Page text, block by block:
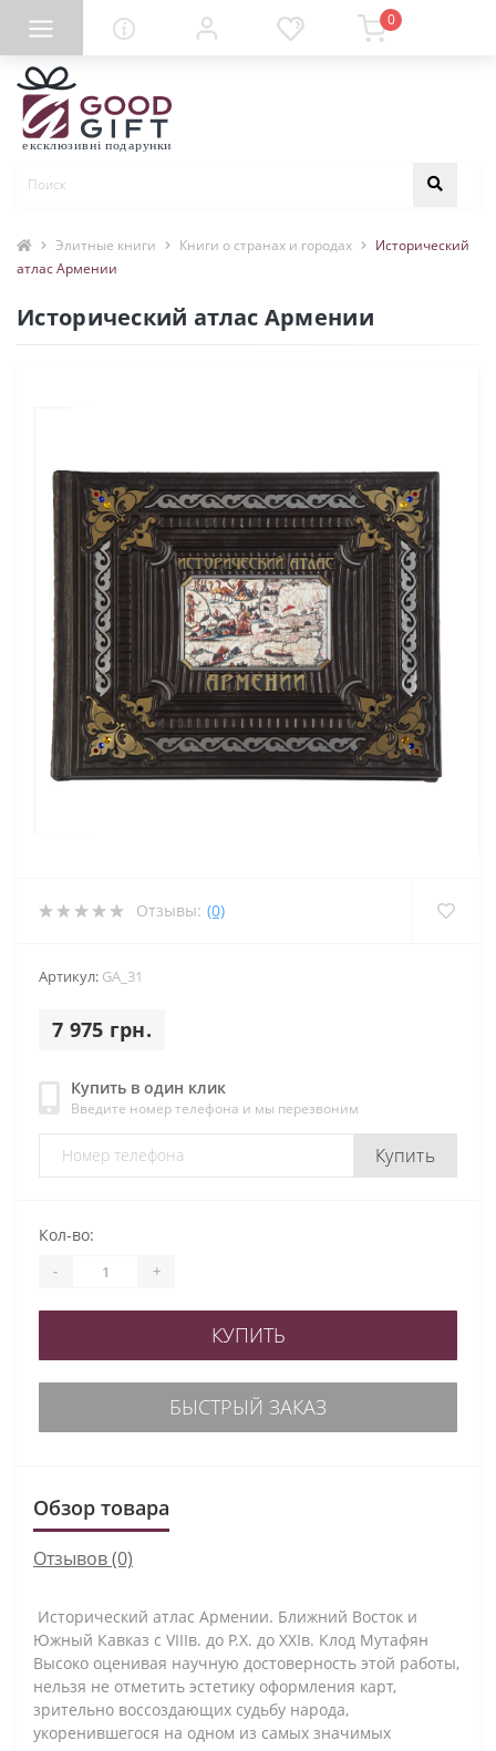
0
Элитные книги Книги о странах и городах
Исторический
атлас Армении
Исторический атлас Армении
Отзывы: (0)
Артикул: GA_31
7 975 грн.
Купить в один клик
Введите номер телефона и мы перезвоним
Купить
Кол-во:
- +
КУПИТЬ
БЫСТРЫЙ ЗАКАЗ
Обзор товара
Отзывов (0)
Исторический атлас Армении. Ближний Восток и
Южный Кавказ с VIIIв. до Р.Х. до XXIв. Клод Мутафян
Высоко оценивая научную достоверность этой работы,
нельзя не отметить эстетику оформления карт,
зрительно воссоздающих судьбу народа,
укоренившегося на одном из самых значимых